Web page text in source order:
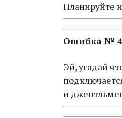
Планируйте
Ошибка № 4:
Эй, угадай
и